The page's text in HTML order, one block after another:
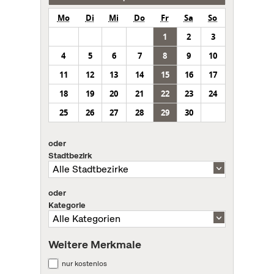
Mo Di Mi Do Fr Sa
So
1
2
3
4
5 6 7 8 9
10
11
12 13 14 15 16
17
18
19 20 21 22 23
24
25
26 27 28 29 30
oder
Stadtbezirk
oder
Kategorie
Weitere Merkmale
nur kostenlos